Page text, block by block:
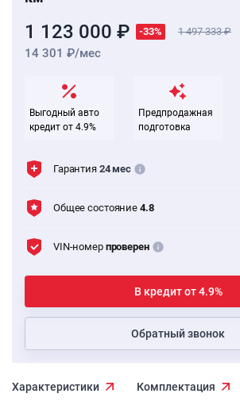
1 123 000 ₽ -33% 1 497 333
14 301 ₽/мес
Выгодный авто
кредит от 4.9%
Предпродажная
подготовка
Гарантия 24 мес
Общее состояние 4.8
VIN-номер проверен
В кредит от 4.9%
Обратный звонок
Характеристики Комплектация